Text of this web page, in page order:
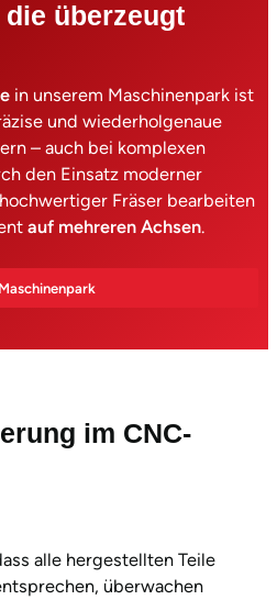
überzeugt
in unserem Maschinenpark ist
und wiederholgenaue
– auch bei komplexen
den Einsatz moderner
Fräser bearbeiten
auf mehreren Achsen.
im CNC-
alle hergestellten Teile
überwachen